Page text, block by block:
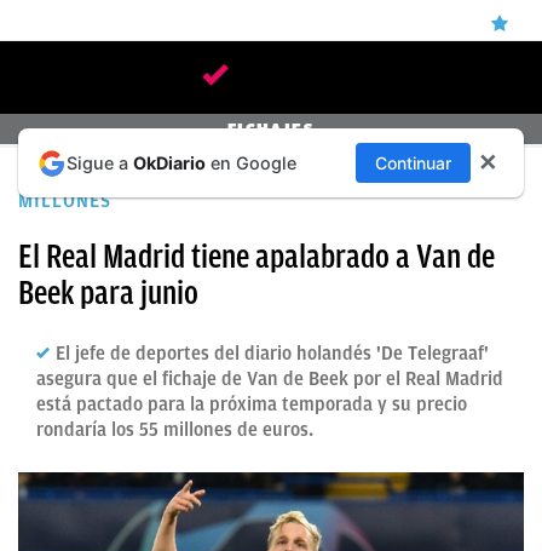
ÚLTIMAS
NOTICIAS
REAL
MADRID
BALONCESTO
CANTERA
FICHAJES
DIRECTO
FEMENINO
PAPARAZZI
FICHAJES
EN HOLANDA DAN POR CERRADO SU FICHAJE EN 55
MILLONES
El Real Madrid tiene apalabrado a Van de
Beek para junio
El jefe de deportes del diario holandés 'De Telegraaf'
asegura que el fichaje de Van de Beek por el Real Madrid
está pactado para la próxima temporada y su precio
rondaría los 55 millones de euros.
Sigue a OkDiario en Google Continuar ✕